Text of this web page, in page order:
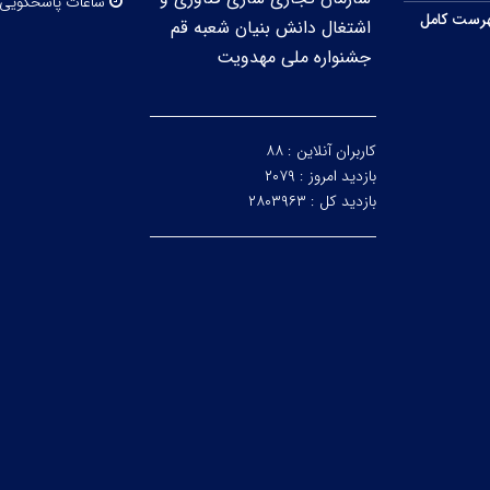
کامل
اشتغال دانش بنیان شعبه قم
جشنواره ملی مهدویت
کاربران آنلاین : ۸۸
بازدید امروز : ۲۰۷۹
بازدید کل : ۲۸۰۳۹۶۳